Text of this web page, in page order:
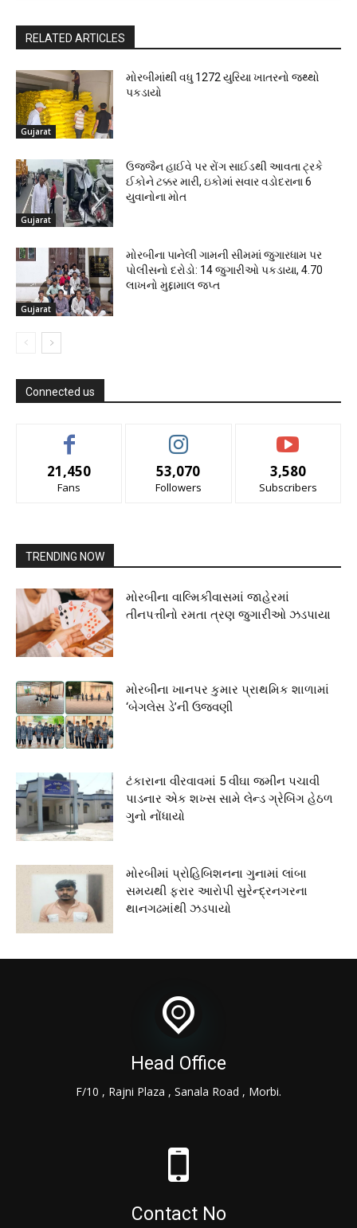
RELATED ARTICLES
Gujarat
મોરબીમાંથી વધુ 1272 યુરિયા ખાતરનો જથ્થો
પકડાયો
Gujarat
ઉજ્જૈન હાઈવે પર રોંગ સાઈડથી આવતા ટ્રકે
ઈકોને ટક્કર મારી, ઇકોમાં સવાર વડોદરાના 6
યુવાનોના મોત
Gujarat
મોરબીના પાનેલી ગામની સીમમાં જુગારધામ પર
પોલીસનો દરોડો: 14 જુગારીઓ પકડાયા, ₹4.70
લાખનો મુદ્દામાલ જપ્ત
Connected us
21,450
Fans
53,070
Followers
3,580
Subscribers
TRENDING NOW
મોરબીના વાલ્મિકીવાસમાં જાહેરમાં
તીનપત્તીનો રમતા ત્રણ જુગારીઓ ઝડપાયા
મોરબીના ખાનપર કુમાર પ્રાથમિક શાળામાં
‘બેગલેસ ડે’ની ઉજવણી
ટંકારાના વીરવાવમાં 5 વીઘા જમીન પચાવી
પાડનાર એક શખ્સ સામે લેન્ડ ગ્રેબિંગ હેઠળ
ગુનો નોંધાયો
મોરબીમાં પ્રોહિબિશનના ગુનામાં લાંબા
સમયથી ફરાર આરોપી સુરેન્દ્રનગરના
થાનગઢમાંથી ઝડપાયો
Head Office
F/10 , Rajni Plaza , Sanala Road , Morbi.
Contact No